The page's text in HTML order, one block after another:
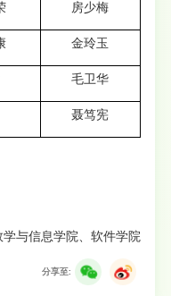
房少梅
金玲玉
毛卫华
聂笃宪
学与信息学院、软件学院
分享至: